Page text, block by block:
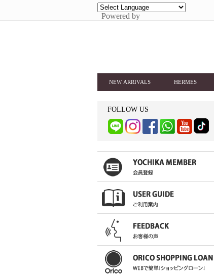
Powered by
NEW ARRIVALS HERMES
FOLLOW US